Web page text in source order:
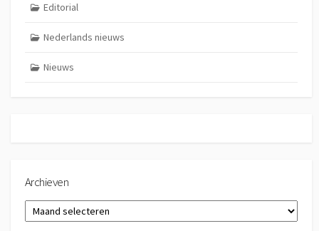
Editorial
Nederlands nieuws
Nieuws
Archieven
Archieven